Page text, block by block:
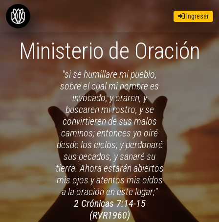
Ingresar
Ministerio de Oración
"si se humillare mi pueblo,
sobre el cual mi nombre es
invocado, y oraren, y
buscaren mi rostro, y se
convirtieren de sus malos
caminos; entonces yo oiré
desde los cielos, y perdonaré
sus pecados, y sanaré su
tierra. Ahora estarán abiertos
mis ojos y atentos mis oídos
a la oración en este lugar;"
2 Crónicas 7:14-15
(RVR1960)